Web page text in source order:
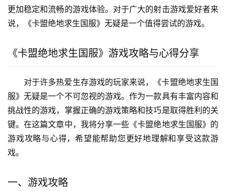
更加稳定和流畅的游戏体验。对于广大的射击游戏爱好者来
说，《卡盟绝地求生国服》无疑是一个值得尝试的游戏。
《卡盟绝地求生国服》游戏攻略与心得分享
对于许多热爱生存游戏的玩家来说，《卡盟绝地求生国
服》无疑是一个不可忽视的游戏。作为一款具有丰富内容和
挑战性的游戏，掌握正确的游戏策略和技巧是取得胜利的关
键。在这篇文章中，我将分享一些《卡盟绝地求生国服》的
游戏攻略与心得，希望能帮助您更好地理解和享受这款游
戏。
一、游戏攻略